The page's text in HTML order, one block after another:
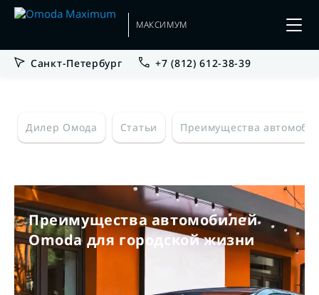
МАКСИМУМ
Санкт-Петербург +7 (812) 612-38-39
Дилер Омода Статьи Преимущества
Преимущества автомобилей
Omoda для городской жизни